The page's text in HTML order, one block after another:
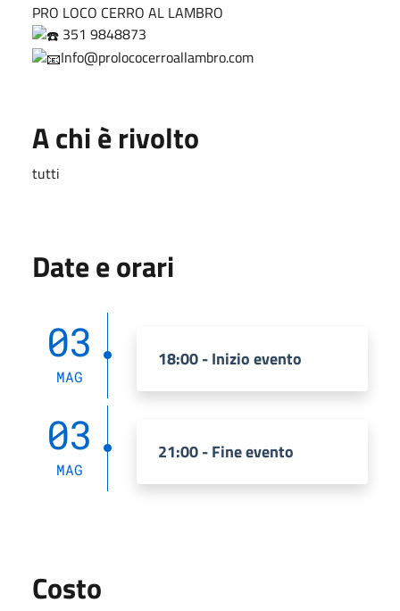
PRO LOCO CERRO AL LAMBRO
351 9848873
Info@prolococerroallambro.com
A chi è rivolto
tutti
Date e orari
03
MAG
18:00 - Inizio evento
03
MAG
21:00 - Fine evento
Costo